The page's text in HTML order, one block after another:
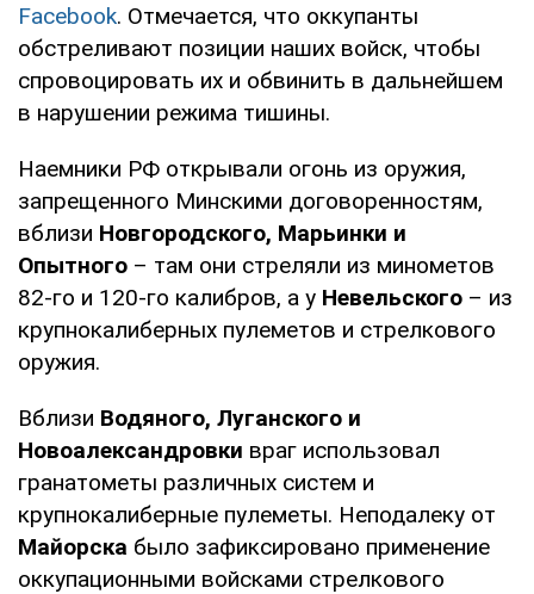
Facebook. Отмечается, что оккупанты
обстреливают позиции наших войск, чтобы
спровоцировать их и обвинить в дальнейшем
в нарушении режима тишины.
Наемники РФ открывали огонь из оружия,
запрещенного Минскими договоренностям,
вблизи Новгородского, Марьинки и
Опытного – там они стреляли из минометов
82-го и 120-го калибров, а у Невельского – из
крупнокалиберных пулеметов и стрелкового
оружия.
Вблизи Водяного, Луганского и
Новоалександровки враг использовал
гранатометы различных систем и
крупнокалиберные пулеметы. Неподалеку от
Майорска было зафиксировано применение
оккупационными войсками стрелкового